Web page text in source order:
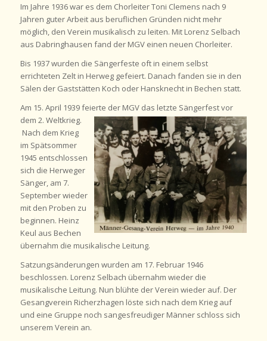
Im Jahre 1936 war es dem Chorleiter Toni Clemens nach 9
Jahren guter Arbeit aus beruflichen Gründen nicht mehr
möglich, den Verein musikalisch zu leiten. Mit Lorenz Selbach
aus Dabringhausen fand der MGV einen neuen Chorleiter.
Bis 1937 wurden die Sängerfeste oft in einem selbst
errichteten Zelt in Herweg gefeiert. Danach fanden sie in den
Sälen der Gaststätten Koch oder Hansknecht in Bechen statt.
Am 15. April 1939 feierte der MGV das letzte Sängerfest vor
dem 2. Weltkrieg.
Nach dem Krieg
im Spätsommer
1945 entschlossen
sich die Herweger
Sänger, am 7.
September wieder
mit den Proben zu
beginnen. Heinz
Keul aus Bechen
übernahm die musikalische Leitung.
Satzungsänderungen wurden am 17. Februar 1946
beschlossen. Lorenz Selbach übernahm wieder die
musikalische Leitung. Nun blühte der Verein wieder auf. Der
Gesangverein Richerzhagen löste sich nach dem Krieg auf
und eine Gruppe noch sangesfreudiger Männer schloss sich
unserem Verein an.